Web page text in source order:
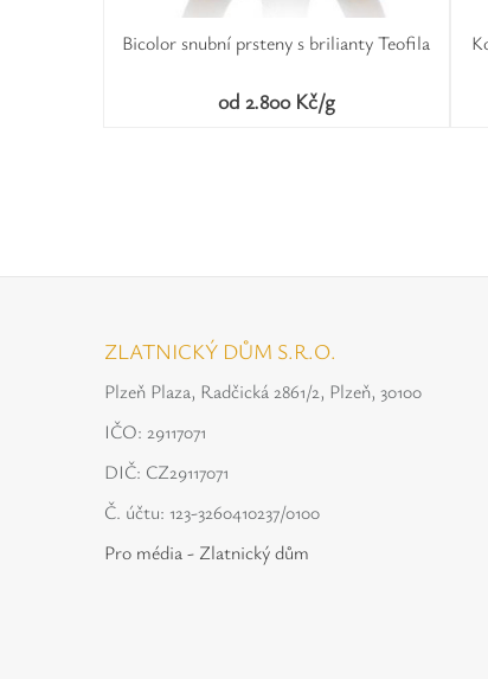
Bicolor snubní prsteny s brilianty Teofila
od 2.800 Kč/g
ZLATNICKÝ DŮM S.R.O.
Plzeň Plaza, Radčická 2861/2, Plzeň, 30100
IČO: 29117071
DIČ: CZ29117071
Č. účtu: 123-3260410237/0100
Pro média - Zlatnický dům